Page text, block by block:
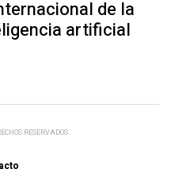
de la
artificial
RESERVADOS